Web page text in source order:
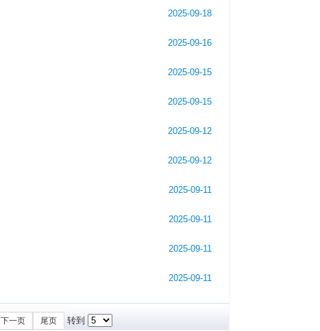
2025-09-18
2025-09-16
2025-09-15
2025-09-15
2025-09-12
2025-09-12
2025-09-11
2025-09-11
2025-09-11
2025-09-11
下一页 尾页 转到